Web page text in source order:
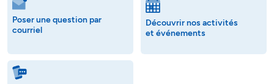
Poser une question par
courriel
Découvrir nos activités
et événements